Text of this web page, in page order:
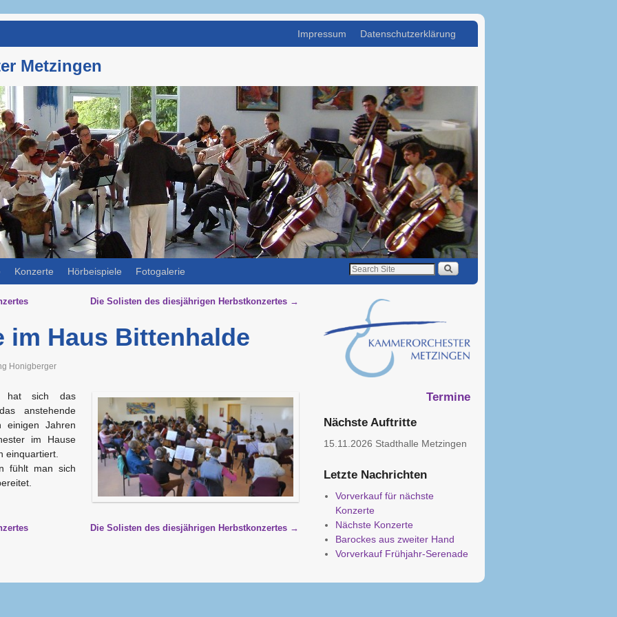
Impressum Datenschutzerklärung
Metzingen
Konzerte Hörbeispiele Fotogalerie
Die Solisten des diesjährigen Herbstkonzertes →
im Haus Bittenhalde
Honigberger
hat sich das
anstehende
einigen Jahren
im Hause
einquartiert.
fühlt man sich
Die Solisten des diesjährigen Herbstkonzertes →
Termine
Nächste Auftritte
15.11.2026 Stadthalle Metzingen
Letzte Nachrichten
Vorverkauf für nächste
Konzerte
Nächste Konzerte
Barockes aus zweiter Hand
Vorverkauf Frühjahr-Serenade